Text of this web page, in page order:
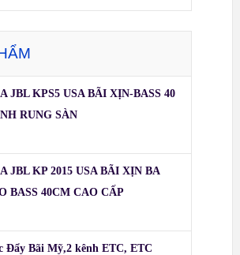
JBL KPS5 USA BÃI XỊN-BASS 40
RUNG SÀN
JBL KP 2015 USA BÃI XỊN BA
BASS 40CM CAO CẤP
Đẩy Bãi Mỹ,2 kênh ETC, ETC